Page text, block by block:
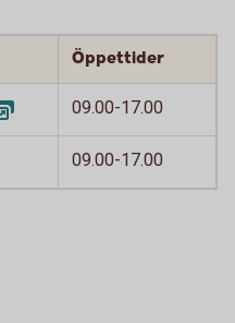
Öppettider
09.00-17.00
09.00-17.00